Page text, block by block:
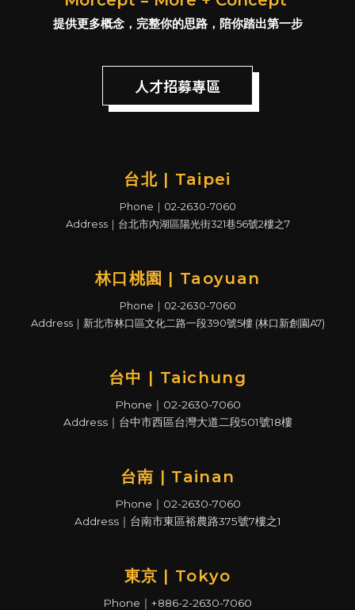
提供更多概念，完整你的思路，陪你踏出第一步
人才招募專區
台北 | Taipei
Phone｜02-2630-7060
Address｜台北市內湖區陽光街321巷56號2樓之7
林口桃園 | Taoyuan
Phone｜02-2630-7060
Address｜新北市林口區文化二路一段390號5樓 (林口新創園A7)
台中 | Taichung
Phone｜02-2630-7060
Address｜台中市西區台灣大道二段501號18樓
台南 | Tainan
Phone｜02-2630-7060
Address｜台南市東區裕農路375號7樓之1
東京 | Tokyo
Phone｜+886-2-2630-7060